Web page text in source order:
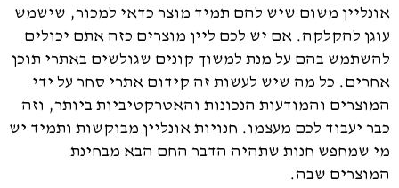
אונליין משום שיש להם תמיד מוצר כדאי למכור, שישמש
עוגן להקלקה. אם יש לכם ליין מוצרים כזה אתם יכולים
להשתמש בהם על מנת למשוך קונים שגולשים באתרי תוכן
אחרים. כל מה שיש לעשות זה קידום אתרי סחר על ידי
המוצרים והמודעות הנכונות והאטרקטיביות ביותר, וזה
כבר יעבוד לכם מעצמו. חנויות אונליין מבוקשות ותמיד יש
מי שמחפש חנות שתהיה הדבר החם הבא מבחינת
המוצרים שבה.